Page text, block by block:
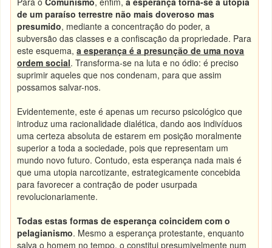
de um paraíso terrestre não mais doveroso mas
presumido, mediante a concentração do poder, a
subversão das classes e a confiscação da propriedade. Para
este esquema,a esperança é a presunção de uma nova
ordem social. Transforma-se na luta e no ódio: é preciso
suprimir aqueles que nos condenam, para que assim
possamos salvar-nos.
Evidentemente, este é apenas um recurso psicológico que
introduz uma racionalidade dialética, dando aos indivíduos
uma certeza absoluta de estarem em posição moralmente
superior a toda a sociedade, pois que representam um
mundo novo futuro. Contudo, esta esperança nada mais é
que uma utopia narcotizante, estrategicamente concebida
para favorecer a contração de poder usurpada
revolucionariamente.
Todas estas formas de esperança coincidem com o
pelagianismo. Mesmo a esperança protestante, enquanto
salva o homem no tempo, o constitui presumivelmente num